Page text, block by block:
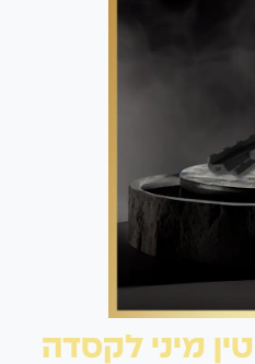
מיני לקסדה